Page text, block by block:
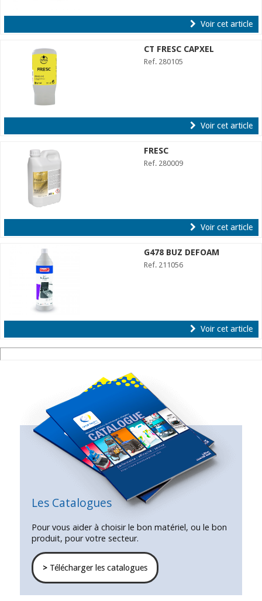
Voir cet article
CT FRESC CAPXEL
Ref. 280105
Voir cet article
FRESC
Ref. 280009
Voir cet article
G478 BUZ DEFOAM
Ref. 211056
Voir cet article
Les Catalogues
Pour vous aider à choisir le bon matériel, ou le bon
produit, pour votre secteur.
>Télécharger les catalogues